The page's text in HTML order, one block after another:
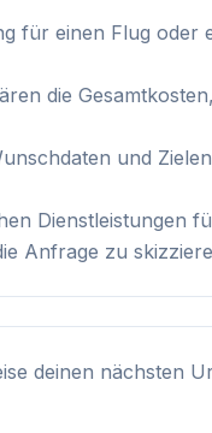
für einen Flug oder
die
und
Dienstleistungen
Anfrage zu
deinen nächsten